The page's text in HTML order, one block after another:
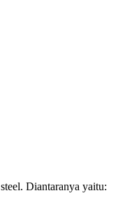
Diantaranya yaitu: